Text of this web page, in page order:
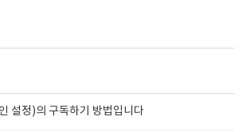
설정)의 구독하기 방법입니다